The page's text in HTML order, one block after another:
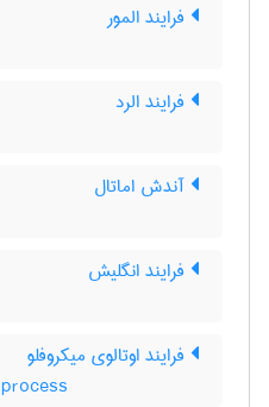
فرایند المور
فرایند الرد
آندش اماتال
فرایند انگلیش
فرایند اوتالوی میکروفلو